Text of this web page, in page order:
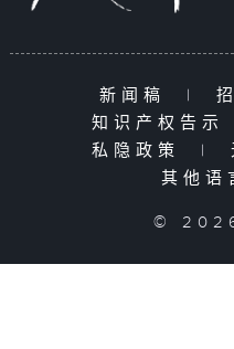
新闻稿 |
知识产权告示
私隐政策
|
其他语
©